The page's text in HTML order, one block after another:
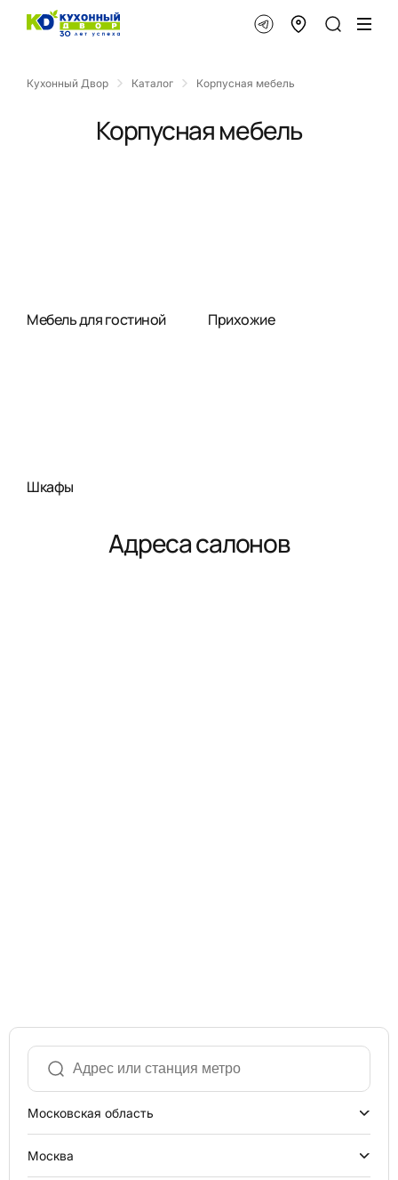
Кухонный Двор Каталог Корпусная мебель
Корпусная мебель
Мебель для гостиной Прихожие
Шкафы
Адреса салонов
Московская область
Москва